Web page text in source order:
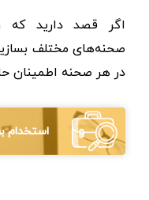
اگر قصد دارید که
صحنه‌های مختلف
در هر صحنه اطمینان
استخدام